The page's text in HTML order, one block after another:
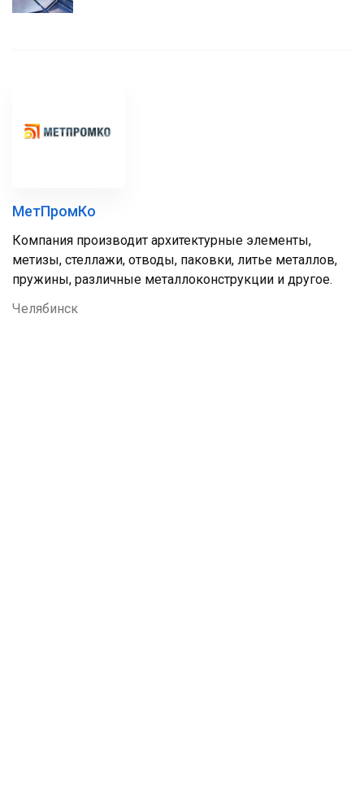
МетПромКо
Компания производит архитектурные элементы,
метизы, стеллажи, отводы, паковки, литье металлов,
пружины, различные металлоконструкции и другое.
Челябинск